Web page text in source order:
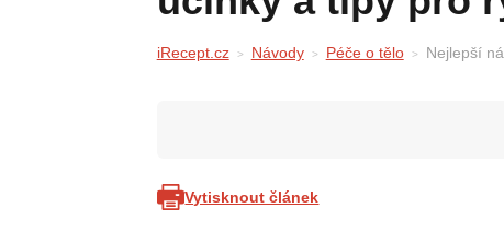
iRecept.cz Návody Péče o tělo Nejlepší
Vytisknout článek